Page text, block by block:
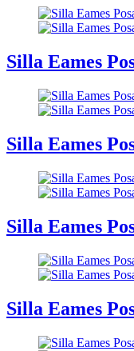
Silla Eames
Silla Eames
Silla Eames
Silla Eames